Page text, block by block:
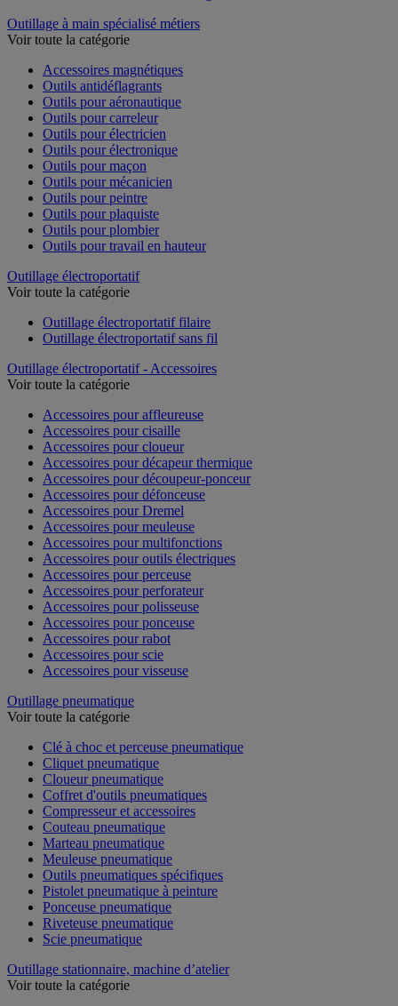
Outillage à main spécialisé métiers
Voir toute la catégorie
Accessoires magnétiques
Outils antidéflagrants
Outils pour aéronautique
Outils pour carreleur
Outils pour électricien
Outils pour électronique
Outils pour maçon
Outils pour mécanicien
Outils pour peintre
Outils pour plaquiste
Outils pour plombier
Outils pour travail en hauteur
Outillage électroportatif
Voir toute la catégorie
Outillage électroportatif filaire
Outillage électroportatif sans fil
Outillage électroportatif - Accessoires
Voir toute la catégorie
Accessoires pour affleureuse
Accessoires pour cisaille
Accessoires pour cloueur
Accessoires pour décapeur thermique
Accessoires pour découpeur-ponceur
Accessoires pour défonceuse
Accessoires pour Dremel
Accessoires pour meuleuse
Accessoires pour multifonctions
Accessoires pour outils électriques
Accessoires pour perceuse
Accessoires pour perforateur
Accessoires pour polisseuse
Accessoires pour ponceuse
Accessoires pour rabot
Accessoires pour scie
Accessoires pour visseuse
Outillage pneumatique
Voir toute la catégorie
Clé à choc et perceuse pneumatique
Cliquet pneumatique
Cloueur pneumatique
Coffret d'outils pneumatiques
Compresseur et accessoires
Couteau pneumatique
Marteau pneumatique
Meuleuse pneumatique
Outils pneumatiques spécifiques
Pistolet pneumatique à peinture
Ponceuse pneumatique
Riveteuse pneumatique
Scie pneumatique
Outillage stationnaire, machine d’atelier
Voir toute la catégorie